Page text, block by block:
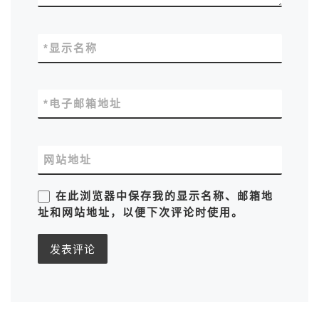
显示名称
*
电子邮箱地址
*
网站地址
在此浏览器中保存我的显示名称、邮箱地
址和网站地址，以便下次评论时使用。